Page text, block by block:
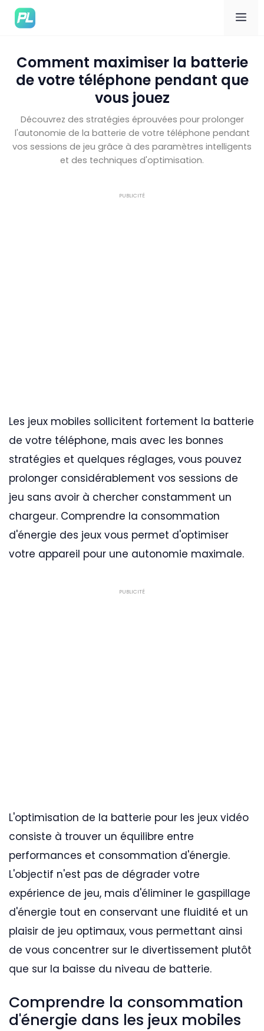
Comment maximiser la batterie
de votre téléphone pendant que
vous jouez
Découvrez des stratégies éprouvées pour prolonger
l'autonomie de la batterie de votre téléphone pendant
vos sessions de jeu grâce à des paramètres intelligents
et des techniques d'optimisation.
PUBLICITÉ
Les jeux mobiles sollicitent fortement la batterie
de votre téléphone, mais avec les bonnes
stratégies et quelques réglages, vous pouvez
prolonger considérablement vos sessions de
jeu sans avoir à chercher constamment un
chargeur. Comprendre la consommation
d'énergie des jeux vous permet d'optimiser
votre appareil pour une autonomie maximale.
PUBLICITÉ
L'optimisation de la batterie pour les jeux vidéo
consiste à trouver un équilibre entre
performances et consommation d'énergie.
L'objectif n'est pas de dégrader votre
expérience de jeu, mais d'éliminer le gaspillage
d'énergie tout en conservant une fluidité et un
plaisir de jeu optimaux, vous permettant ainsi
de vous concentrer sur le divertissement plutôt
que sur la baisse du niveau de batterie.
Comprendre la consommation
d'énergie dans les jeux mobiles